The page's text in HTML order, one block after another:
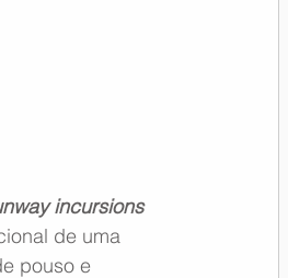
incursions
de uma
pouso e